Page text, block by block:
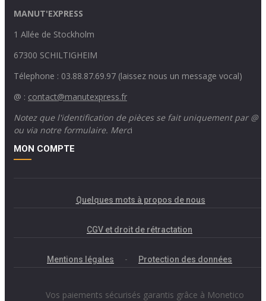
MANUT'EXPRESS
1 Allée de Stockholm
67300 SCHILTIGHEIM
Télephone : 03.88.87.69.97 (laissez nous un message vocal)
@ : contact@manutexpress.fr
Notez que l'identification de pièces se fait uniquement par @
ou via notre formulaire. Merci
MON COMPTE
Quelques mots à propos de nous
CGV et droit de rétractation
Mentions légales - Protection des données
Vos paiements sécurisés garantis grâce à Monetico